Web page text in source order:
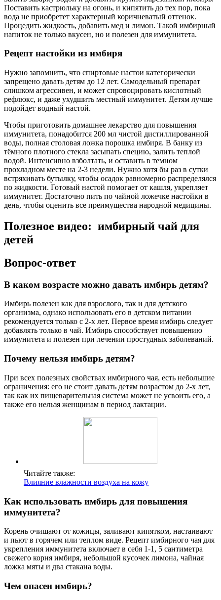
Поставить кастрюльку на огонь, и кипятить до тех пор, пока
вода не приобретет характерный коричневатый оттенок.
Процедить жидкость, добавить мед и лимон. Такой имбирный
напиток не только вкусен, но и полезен для иммунитета.
Рецепт настойки из имбиря
Нужно запомнить, что спиртовые настои категорически
запрещено давать детям до 12 лет. Самодельный препарат
слишком агрессивен, и может спровоцировать кислотный
рефлюкс, и даже ухудшить местный иммунитет. Детям лучше
подойдет водный настой.
Чтобы приготовить домашнее лекарство для повышения
иммунитета, понадобится 200 мл чистой дистиллированной
воды, полная столовая ложка порошка имбиря. В банку из
тёмного плотного стекла засыпать специю, залить теплой
водой. Интенсивно взболтать, и оставить в темном
прохладном месте на 2-3 недели. Нужно хотя бы раз в сутки
встряхивать бутылку, чтобы осадок равномерно распределялся
по жидкости. Готовый настой помогает от кашля, укрепляет
иммунитет. Достаточно пить по чайной ложечке настойки в
день, чтобы оценить все преимущества народной медицины.
Полезное видео: имбирный чай для
детей
Вопрос-ответ
В каком возрасте можно давать имбирь детям?
Имбирь полезен как для взрослого, так и для детского
организма, однако использовать его в детском питании
рекомендуется только с 2-х лет. Первое время имбирь следует
добавлять только в чай. Имбирь способствует повышению
иммунитета и полезен при лечении простудных заболеваний.
Почему нельзя имбирь детям?
При всех полезных свойствах имбирного чая, есть небольшие
ограничения: его не стоит давать детям возрастом до 2-х лет,
так как их пищеварительная система может не усвоить его, а
также его нельзя женщинам в период лактации.
Читайте также:
Влияние влажности воздуха на кожу
Как использовать имбирь для повышения
иммунитета?
Корень очищают от кожицы, заливают кипятком, настаивают
и пьют в горячем или теплом виде. Рецепт имбирного чая для
укрепления иммунитета включает в себя 1-1, 5 сантиметра
свежего корня имбиря, небольшой кусочек лимона, чайная
ложка мяты и два стакана воды.
Чем опасен имбирь?